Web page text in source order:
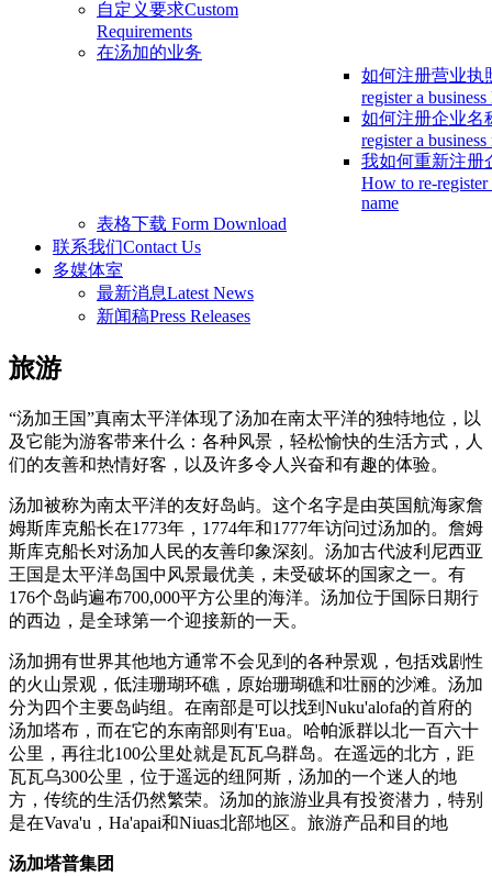
自定义要求Custom
Requirements
在汤加的业务
如何注册营业执
register a business
如何注册企业名
register a business
我如何重新注册
How to re-register
name
表格下载 Form Download
联系我们Contact Us
多媒体室
最新消息Latest News
新闻稿Press Releases
旅游
“汤加王国”真南太平洋体现了汤加在南太平洋的独特地位，以
及它能为游客带来什么：各种风景，轻松愉快的生活方式，人
们的友善和热情好客，以及许多令人兴奋和有趣的体验。
汤加被称为南太平洋的友好岛屿。这个名字是由英国航海家詹
姆斯库克船长在1773年，1774年和1777年访问过汤加的。詹姆
斯库克船长对汤加人民的友善印象深刻。汤加古代波利尼西亚
王国是太平洋岛国中风景最优美，未受破坏的国家之一。有
176个岛屿遍布700,000平方公里的海洋。汤加位于国际日期行
的西边，是全球第一个迎接新的一天。
汤加拥有世界其他地方通常不会见到的各种景观，包括戏剧性
的火山景观，低洼珊瑚环礁，原始珊瑚礁和壮丽的沙滩。汤加
分为四个主要岛屿组。在南部是可以找到Nuku'alofa的首府的
汤加塔布，而在它的东南部则有'Eua。哈帕派群以北一百六十
公里，再往北100公里处就是瓦瓦乌群岛。在遥远的北方，距
瓦瓦乌300公里，位于遥远的纽阿斯，汤加的一个迷人的地
方，传统的生活仍然繁荣。汤加的旅游业具有投资潜力，特别
是在Vava'u，Ha'apai和Niuas北部地区。旅游产品和目的地
汤加塔普集团